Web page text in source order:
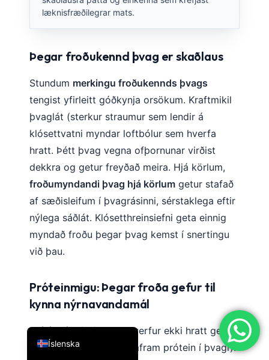
læknisfræðilegrar mats.
Þegar froðukennd þvag er skaðlaus
Stundum merkingu froðukennds þvags
tengist yfirleitt góðkynja orsökum. Kraftmikil
þvaglát (sterkur straumur sem lendir á
klósettvatni myndar loftbólur sem hverfa
hratt. Þétt þvag vegna ofþornunar virðist
dekkra og getur freyðað meira. Hjá körlum,
froðumyndandi þvag hjá körlum getur stafað
af sæðisleifum í þvagrásinni, sérstaklega eftir
nýlega sáðlát. Klósetthreinsiefni geta einnig
myndað froðu þegar þvag kemst í snertingu
við þau.
Próteinmigu: Þegar froða gefur til
kynna nýrnavandamál
Þrálát, létt froða sem hverfur ekki hratt getur
bent til próteinmigu (umfram prótein í þvagi).
Íslenska
Deutsch
العربية
Italiano
Español
Português
Ελληνικά
Türkçe
Română
简体中文
فارسی
Български
हिन्दी